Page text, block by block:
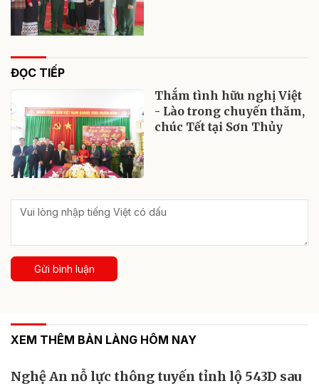
ĐỌC TIẾP
Thắm tình hữu nghị Việt
- Lào trong chuyến thăm,
chúc Tết tại Sơn Thủy
Gửi bình luận
XEM THÊM BẢN LÀNG HÔM NAY
Nghệ An nỗ lực thông tuyến tỉnh lộ 543D sau